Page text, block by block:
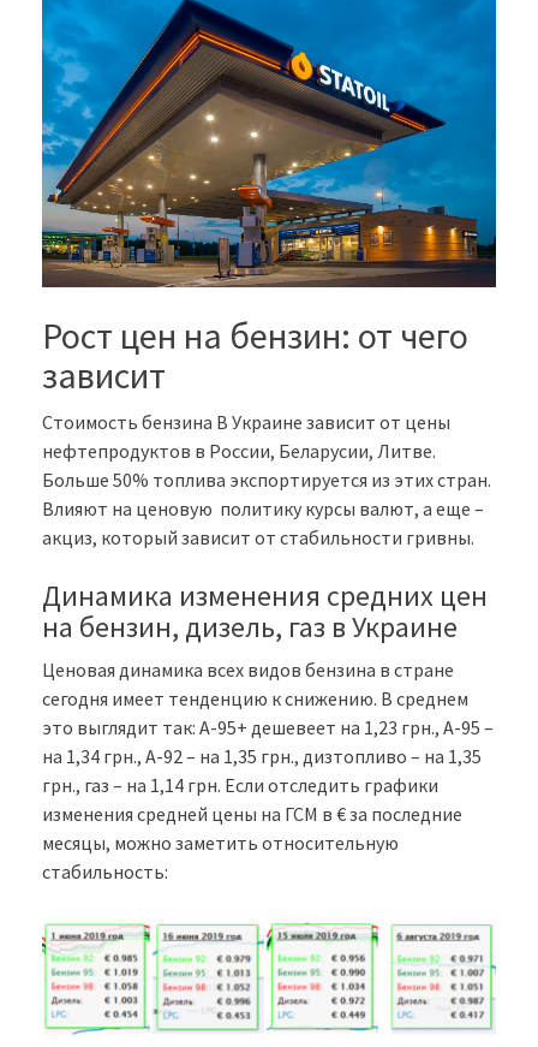
Рост цен на бензин: от чего
зависит
Стоимость бензина В Украине зависит от цены
нефтепродуктов в России, Беларусии, Литве.
Больше 50% топлива экспортируется из этих стран.
Влияют на ценовую политику курсы валют, а еще –
акциз, который зависит от стабильности гривны.
Динамика изменения средних цен
на бензин, дизель, газ в Украине
Ценовая динамика всех видов бензина в стране
сегодня имеет тенденцию кснижению. В среднем
это выглядит так: А-95+ дешевеет на 1,23 грн., А-95 –
на 1,34 грн., А-92 – на 1,35 грн., дизтопливо – на 1,35
грн., газ – на 1,14 грн. Если отследить графики
изменения средней цены на ГСМ в € за последние
месяцы, можно заметить относительную
стабильность: